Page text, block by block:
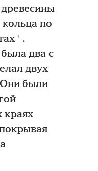
по
+ .
два с
двух
Они были
краях